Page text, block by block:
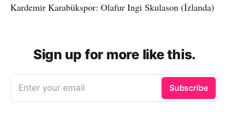
Kardemir Karabükspor: Olafur Ingi Skulason (İzlanda)
Sign up for more like this.
Enter your email Subscribe